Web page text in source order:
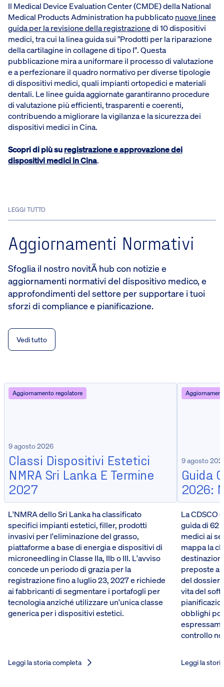
Il Medical Device Evaluation Center (CMDE) della National
Medical Products Administration ha pubblicatonuove linee
guida per la revisione della registrazionedi 10 dispositivi
medici, tra cui la linea guida sui "Prodotti per la riparazione
della cartilagine in collagene di tipo I". Questa
pubblicazione mira a uniformare il processo di valutazione
e a perfezionare il quadro normativo per diverse tipologie
di dispositivi medici, quali impianti ortopedici e materiali
dentali. Le linee guida aggiornate garantiranno procedure
di valutazione più efficienti, trasparenti e coerenti,
contribuendo a migliorare la vigilanza e la sicurezza dei
dispositivi medici in Cina.
Scopri di più suregistrazione e approvazione dei
dispositivi medici in Cina.
LEGGI TUTTO
Aggiornamenti Normativi
Sfoglia il nostro novitÃ hub con notizie e
aggiornamenti normativi del dispositivo medico, e
approfondimenti del settore per supportare i tuoi
sforzi di compliance e pianificazione.
Vedi tutto
Aggiornamento regolatore
9 agosto 2026
Classi Dispositivi Estetici
NMRA Sri Lanka E Termine
2027
L'NMRA dello Sri Lanka ha classificato
specifici impianti estetici, filler, prodotti
invasivi per l'eliminazione del grasso,
piattaforme a base di energia e dispositivi di
microneedling in Classe IIa, IIb o III. L'avviso
concede un periodo di grazia per la
registrazione fino a luglio 23, 2027 e richiede
ai fabbricanti di segmentare i portafogli per
tecnologia anziché utilizzare un'unica classe
generica per i dispositivi estetici.
Leggi la storia completa
9 agosto
Guida
2026:
La CDSCO
guida di 62
medici ai
mappa la
preposte al
del dossier,
vita del
obblighi
controllo
Leggi la